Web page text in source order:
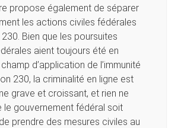
propose également de séparer
les actions civiles fédérales
230. Bien que les poursuites
aient toujours été en
d’application de l’immunité
230, la criminalité en ligne est
grave et croissant, et rien ne
le gouvernement fédéral soit
prendre des mesures civiles au